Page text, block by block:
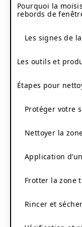
Pourquoi la
rebords de
Les signes de
Les outils et
Étapes pour
Protéger votre
Nettoyer la
Application
Frotter la zone
Rincer et